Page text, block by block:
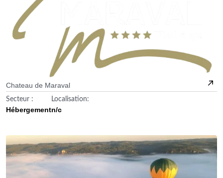
Chateau de Maraval
Secteur :
Hébergement
Localisation:
n/c